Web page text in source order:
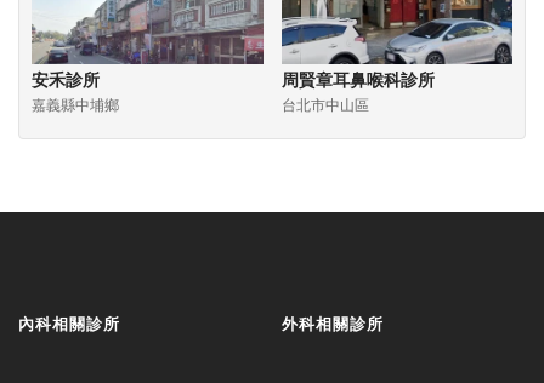
安禾診所
嘉義縣中埔鄉
周賢章耳鼻喉科診所
台北市中山區
內科相關診所 外科相關診所